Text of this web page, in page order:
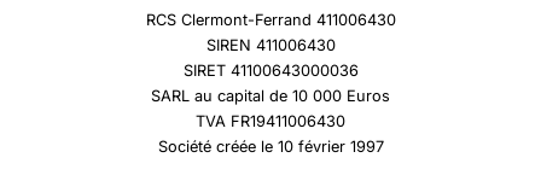
RCS Clermont-Ferrand 411006430
SIREN 411006430
SIRET 41100643000036
SARL au capital de 10 000 Euros
TVA FR19411006430
Société créée le 10 février 1997